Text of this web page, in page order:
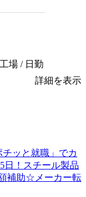
場 / 日勤
詳細を表示